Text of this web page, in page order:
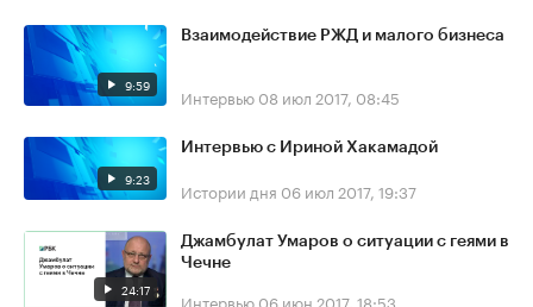
9:59
Взаимодействие РЖД и малого бизнеса
Интервью 08 июл 2017, 08:45
9:23
Интервью с Ириной Хакамадой
Истории дня 06 июл 2017, 19:37
24:17
Джамбулат Умаров о ситуации с геями в
Чечне
Интервью 06 июн 2017, 18:53